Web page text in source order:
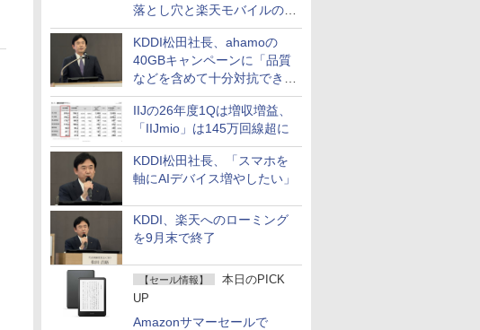
落とし穴と楽天モバイルの課
題
KDDI松田社長、ahamoの
40GBキャンペーンに「品質
などを含めて十分対抗でき
る」
IIJの26年度1Qは増収増益、
「IIJmio」は145万回線超に
KDDI松田社長、「スマホを
軸にAIデバイス増やしたい」
KDDI、楽天へのローミング
を9月末で終了
【セール情報】
本日のPICK
UP
Amazonサマーセールで